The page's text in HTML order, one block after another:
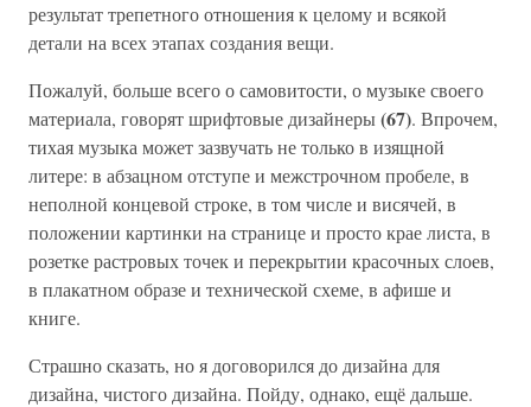
результат трепетного отношения к целому и всякой
детали на всех этапах создания вещи.
Пожалуй, больше всего о самовитости, о музыке своего
материала, говорят шрифтовые дизайнеры(67). Впрочем,
тихая музыка может зазвучать не только в изящной
литере: в абзацном отступе и межстрочном пробеле, в
неполной концевой строке, в том числе и висячей, в
положении картинки на странице и просто крае листа, в
розетке растровых точек и перекрытии красочных слоев,
в плакатном образе и технической схеме, в афише и
книге.
Страшно сказать, но я договорился до дизайна для
дизайна, чистого дизайна. Пойду, однако, ещё дальше.